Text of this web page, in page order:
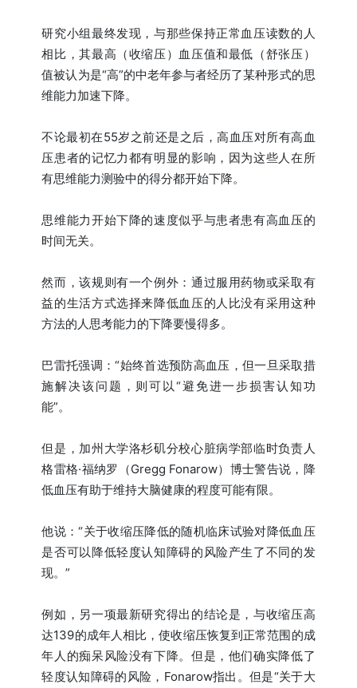
研究小组最终发现，与那些保持正常血压读数的人
相比，其最高（收缩压）血压值和最低（舒张压）
值被认为是“高”的中老年参与者经历了某种形式的思
维能力加速下降。
不论最初在55岁之前还是之后，高血压对所有高血
压患者的记忆力都有明显的影响，因为这些人在所
有思维能力测验中的得分都开始下降。
思维能力开始下降的速度似乎与患者患有高血压的
时间无关。
然而，该规则有一个例外：通过服用药物或采取有
益的生活方式选择来降低血压的人比没有采用这种
方法的人思考能力的下降要慢得多。
巴雷托强调：“始终首选预防高血压，但一旦采取措
施解决该问题，则可以“避免进一步损害认知功
能”。
但是，加州大学洛杉矶分校心脏病学部临时负责人
格雷格·福纳罗（Gregg Fonarow）博士警告说，降
低血压有助于维持大脑健康的程度可能有限。
他说：“关于收缩压降低的随机临床试验对降低血压
是否可以降低轻度认知障碍的风险产生了不同的发
现。”
例如，另一项最新研究得出的结论是，与收缩压高
达139的成年人相比，使收缩压恢复到正常范围的成
年人的痴呆风险没有下降。但是，他们确实降低了
轻度认知障碍的风险，Fonarow指出。但是“关于大